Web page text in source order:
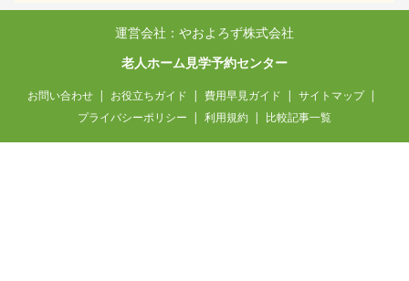
運営会社：やおよろず株式会社
老人ホーム見学予約センター
お問い合わせ お役立ちガイド 費用早見ガイド
サイトマップ
プライバシーポリシー
利用規約 比較記事一覧